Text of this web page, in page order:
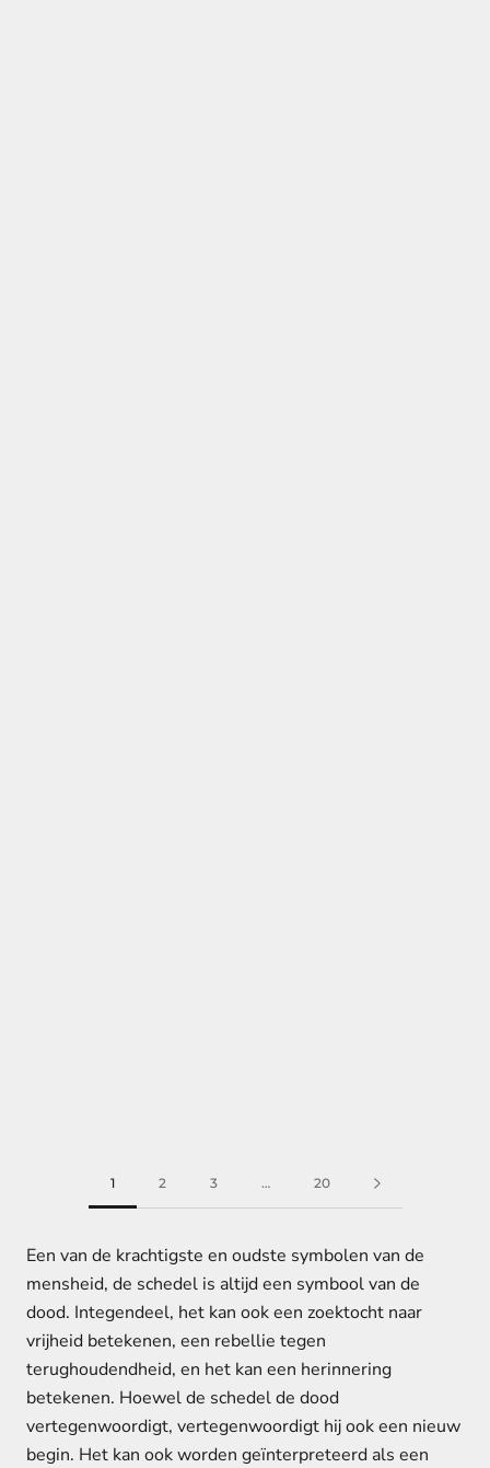
1 2 3 … 20
Een van de krachtigste en oudste symbolen van de
mensheid, de schedel is altijd een symbool van de
dood. Integendeel, het kan ook een zoektocht naar
vrijheid betekenen, een rebellie tegen
terughoudendheid, en het kan een herinnering
betekenen. Hoewel de schedel de dood
vertegenwoordigt, vertegenwoordigt hij ook een nieuw
begin. Het kan ook worden geïnterpreteerd als een